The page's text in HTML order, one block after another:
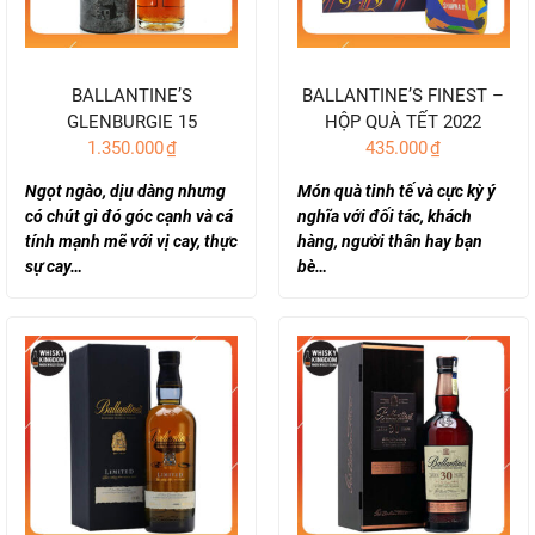
BALLANTINE’S
GLENBURGIE 15
(700ml/40%)
1.350.000₫
Ngọt ngào, dịu dàng nhưng
có chút gì đó góc cạnh và cá
tính mạnh mẽ với vị cay, thực
sự cay…
BALLANTINE’S FINEST –
HỘP QUÀ TẾT 2022
435.000₫
Món quà tinh tế và cực kỳ ý
nghĩa với đối tác, khách
hàng, người thân hay bạn
bè…